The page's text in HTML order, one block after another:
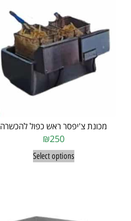
מכונת צ'יפסר ראש כפול להכשרה
₪250
Select options